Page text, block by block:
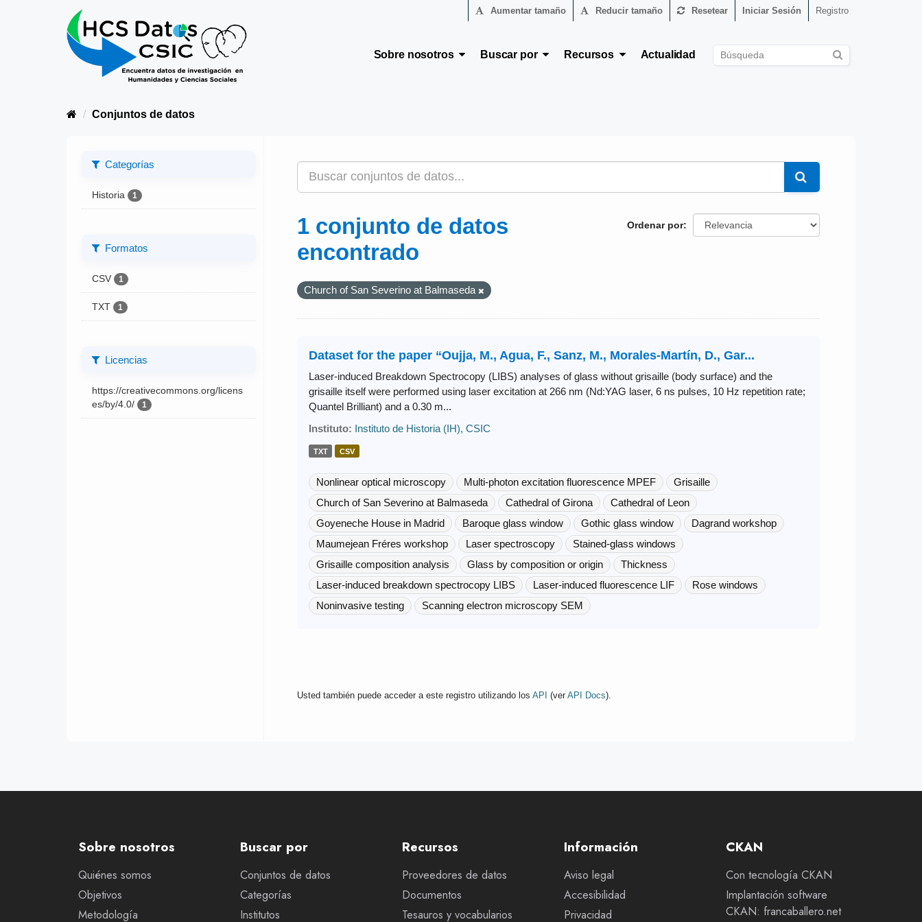
Aumentar tamaño Reducir tamaño Resetear Iniciar Sesión Registro
Sobre nosotros Buscar por Recursos Actualidad
Conjuntos de datos
Categorías
Historia 1
Formatos
CSV 1
TXT 1
Licencias
https://creativecommons.org/licens
es/by/4.0/
1
Ordenar por
1 conjunto de datos
encontrado
Church of San Severino at Balmaseda
Dataset for the paper “Oujja, M., Agua, F., Sanz, M., Morales-Martín, D., Gar...
Laser-induced Breakdown Spectrocopy (LIBS) analyses of glass without grisaille (body surface) and the
grisaille itself were performed using laser excitation at 266 nm (Nd:YAG laser, 6 ns pulses, 10 Hz repetition rate;
Quantel Brilliant) and a 0.30 m...
Instituto: Instituto de Historia (IH), CSIC
TXT CSV
Nonlinear optical microscopy Multi-photon excitation fluorescence MPEF
Grisaille
Church of San Severino at Balmaseda
Cathedral of Girona
Cathedral of Leon
Goyeneche House in Madrid
Baroque glass window Gothic glass window
Dagrand workshop
Maumejean Fréres workshop
Laser spectroscopy
Stained-glass windows
Grisaille composition analysis
Glass by composition or origin
Thickness
Laser-induced breakdown spectrocopy LIBS
Laser-induced fluorescence LIF
Rose windows
Noninvasive testing
Scanning electron microscopy SEM
Usted también puede acceder a este registro utilizando los API (ver API Docs).
Sobre nosotros
Quiénes somos
Objetivos
Metodología
Buscar por
Conjuntos de datos
Categorías
Institutos
Recursos
Proveedores de datos
Documentos
Tesauros y vocabularios
Información
Aviso legal
Accesibilidad
Privacidad
CKAN
Con tecnología CKAN
Implantación software
CKAN: francaballero.net